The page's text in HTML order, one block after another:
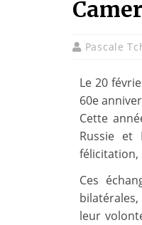
Pascale
Le 20
60e
Cette
Russie et
félicitation,
Ces
leur